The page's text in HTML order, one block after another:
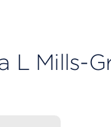
L Mills-